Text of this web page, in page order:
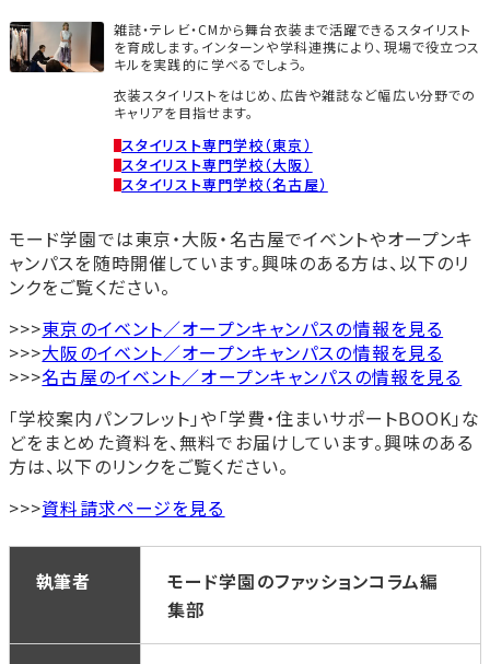
雑誌・テレビ・CMから舞台衣装まで活躍できるスタイリスト
を育成します。インターンや学科連携により、現場で役立つス
キルを実践的に学べるでしょう。
衣装スタイリストをはじめ、広告や雑誌など幅広い分野での
キャリアを目指せます。
スタイリスト専門学校（東京）
スタイリスト専門学校（大阪）
スタイリスト専門学校（名古屋）
モード学園では東京・大阪・名古屋でイベントやオープンキ
ャンパスを随時開催しています。興味のある方は、以下のリ
ンクをご覧ください。
>>>東京のイベント／オープンキャンパスの情報を見る
>>>大阪のイベント／オープンキャンパスの情報を見る
>>>名古屋のイベント／オープンキャンパスの情報を見る
「学校案内パンフレット」や「学費・住まいサポートBOOK」な
どをまとめた資料を、無料でお届けしています。興味のある
方は、以下のリンクをご覧ください。
>>>資料請求ページを見る
執筆者
モード学園のファッションコラム編
集部